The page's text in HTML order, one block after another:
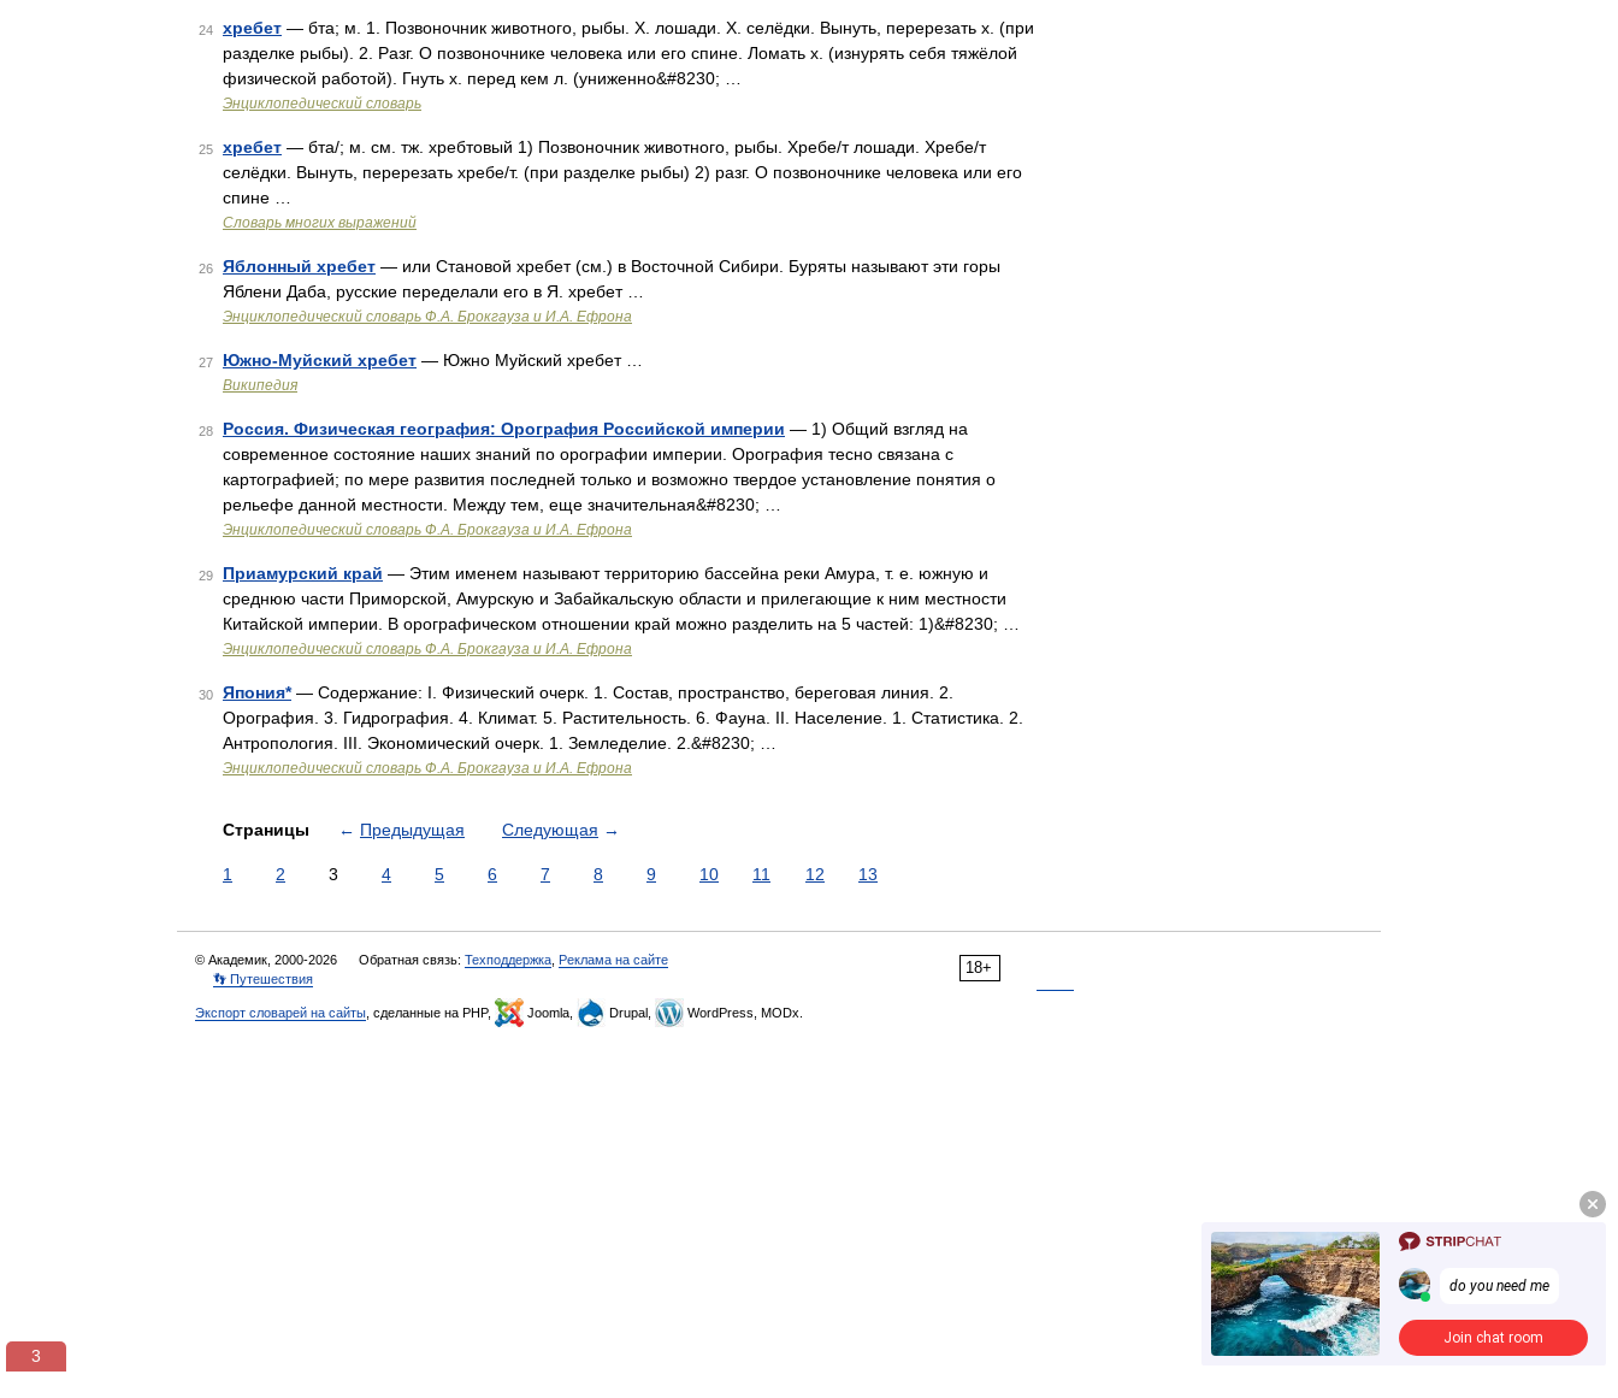
24 хребет — бта; м. 1. Позвоночник животного, рыбы. Х. лошади. Х. селёдки. Вынуть, перерезать х. (при
разделке рыбы). 2. Разг. О позвоночнике человека или его спине. Ломать х. (изнурять себя тяжёлой
физической работой). Гнуть х. перед кем л. (униженно&#8230; …
Энциклопедический словарь
25 хребет — бта/; м. см. тж. хребтовый 1) Позвоночник животного, рыбы. Хребе/т лошади. Хребе/т
селёдки. Вынуть, перерезать хребе/т. (при разделке рыбы) 2) разг. О позвоночнике человека или его
спине …
Словарь многих выражений
26 Яблонный хребет — или Становой хребет (см.) в Восточной Сибири. Буряты называют эти горы
Яблени Даба, русские переделали его в Я. хребет …
Энциклопедический словарь Ф.А. Брокгауза и И.А. Ефрона
27 Южно-Муйский хребет — Южно Муйский хребет …
Википедия
28 Россия. Физическая география: Орография Российской империи — 1) Общий взгляд на
современное состояние наших знаний по орографии империи. Орография тесно связана с
картографией; по мере развития последней только и возможно твердое установление понятия о
рельефе данной местности. Между тем, еще значительная&#8230; …
Энциклопедический словарь Ф.А. Брокгауза и И.А. Ефрона
29 Приамурский край — Этим именем называют территорию бассейна реки Амура, т. е. южную и
среднюю части Приморской, Амурскую и Забайкальскую области и прилегающие к ним местности
Китайской империи. В орографическом отношении край можно разделить на 5 частей: 1)&#8230; …
Энциклопедический словарь Ф.А. Брокгауза и И.А. Ефрона
30 Япония*— Содержание: I. Физический очерк. 1. Состав, пространство, береговая линия. 2.
Орография. 3. Гидрография. 4. Климат. 5. Растительность. 6. Фауна. II. Население. 1. Статистика. 2.
Антропология. III. Экономический очерк. 1. Земледелие. 2.&#8230; …
Энциклопедический словарь Ф.А. Брокгауза и И.А. Ефрона
Страницы ← Предыдущая Следующая →
1 2 3 4 5 6 7 8 9 10 11 12 13
18+
© Академик, 2000-2026 Обратная связь: Техподдержка Реклама на сайте
👣 Путешествия
Экспорт словарей на сайты , сделанные на PHP, Joomla, Drupal, WordPress, MODx.
3